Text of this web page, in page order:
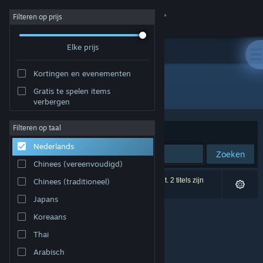
Inloggen
Community
Over
Ondersteuning
Taal wijzigen
Download de mobiele Steam-app
Desktopwebsite weergeven
Filteren op prijs
Elke prijs
Kortingen en evenementen
Gratis te spelen items
verbergen
Filteren op taal
Nederlands
Chinees (vereenvoudigd)
Chinees (traditioneel)
Japans
Koreaans
Thai
Arabisch
Alle producten
Sorteren op Relevantie
Zoeken
0 resultaten komen overeen met je zoekopdracht. 2 titels zijn